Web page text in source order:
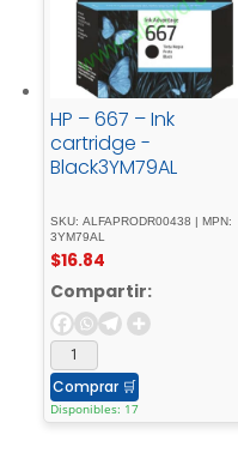
HP – 667 – Ink
cartridge -
Black3YM79AL
SKU: ALFAPRODR00438 | MPN:
3YM79AL
$16.84
Compartir:
Comprar 🛒
Disponibles: 17